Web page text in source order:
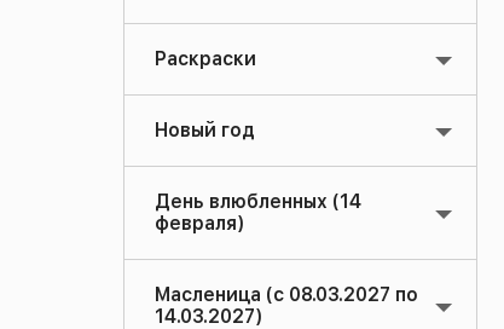
Раскраски
Новый год
День влюбленных (14
февраля)
Масленица (с 08.03.2027 по
14.03.2027)